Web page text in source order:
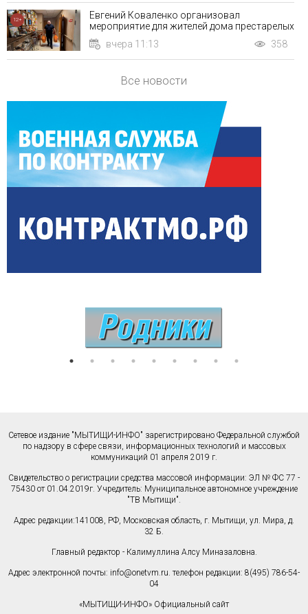
Евгений Коваленко организовал
мероприятие для жителей дома престарелых
вчера 11:13
358
12+
Все новости
Сетевое издание "МЫТИЩИ-ИНФО" зарегистрировано Федеральной службой
по надзору в сфере связи, информационных технологий и массовых
коммуникаций 01 апреля 2019 г.
Свидетельство о регистрации средства массовой информации: ЭЛ № ФС 77 -
75430 от 01.04.2019г. Учредитель: Муниципальное автономное учреждение
"ТВ Мытищи".
Адрес редакции:141008, РФ, Московская область, г. Мытищи, ул. Мира, д.
32 Б.
Главный редактор - Калимуллина Алсу Миназаловна.
Адрес электронной почты: info@onetvm.ru. телефон редакции: 8(495) 786-54-
04
«МЫТИЩИ-ИНФО» Официальный сайт